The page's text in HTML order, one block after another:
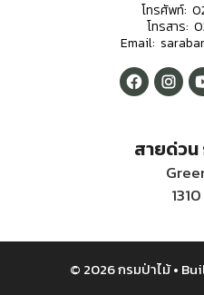
โทรศัพท์:
โทรสาร:
Email:
สายด่วน
© 2026 กรมป่าไม้•